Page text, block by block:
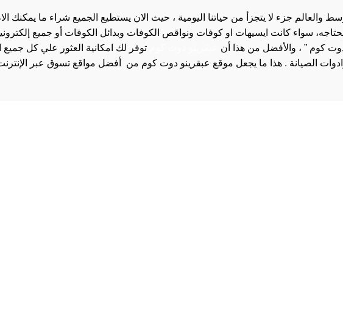
جزء لا يتجزأ من حياتنا اليومية ، حيث الان يستطيع الجميع شراء ما يمكنك
سواء كانت ايسيهات او كوفات ونواقص الكوفات وبدائل الكوفات أو جميع
كوم ” ، والأفضل من هذا أن
توفر لك امكانية العثور علي كل جميع